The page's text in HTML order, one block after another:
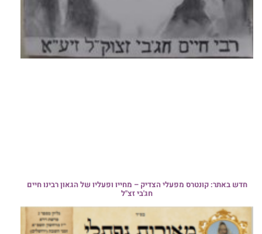
חדש באתר: קונטרס מפעלי הצדיק – מחייו ופעליו של הגאון רבינו חיים
חג'בי זצ"ל